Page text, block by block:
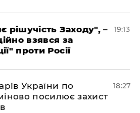
рішучість Заходу", –
взявся за
проти Росії
19:13
України по
посилює захист
18:27